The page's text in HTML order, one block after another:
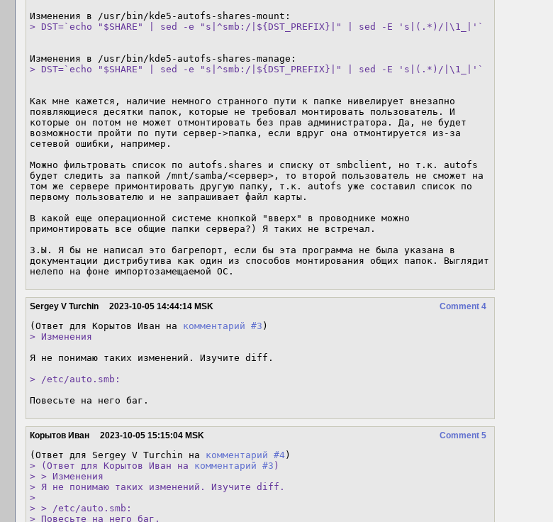
> DST=`echo "$SHARE" | sed -e "s|^smb:/|${DST_PREFIX}|" | sed -E 's|(.*)/|\1_|'`
> DST=`echo "$SHARE" | sed -e "s|^smb:/|${DST_PREFIX}|" | sed -E 's|(.*)/|\1_|'`
Как мне кажется, наличие немного странного пути к папке нивелирует внезапно
появляющиеся десятки папок, которые не требовал монтировать пользователь. И
которые он потом не может отмонтировать без прав администратора. Да, не будет
возможности пройти по пути сервер->папка, если вдруг она отмонтируется из-за
сетевой ошибки, например.
Можно фильтровать список по autofs.shares и списку от smbclient, но т.к. autofs
будет следить за папкой /mnt/samba/<сервер>, то второй пользователь не сможет на
том же сервере примонтировать другую папку, т.к. autofs уже составил список по
первому пользователю и не запрашивает файл карты.
В какой еще операционной системе кнопкой "вверх" в проводнике можно
примонтировать все общие папки сервера?) Я таких не встречал.
З.Ы. Я бы не написал это багрепорт, если бы эта программа не была указана в
документации дистрибутива как один из способов монтирования общих папок. Выглядит
нелепо на фоне импортозамещаемой ОС.
Comment 4
Sergey V Turchin 2023-10-05 14:44:14 MSK
(Ответ для Корытов Иван на комментарий #3
> Изменения
Я не понимаю таких изменений. Изучите diff.
> /etc/auto.smb:
Повесьте на него баг.
Comment 5
Корытов Иван 2023-10-05 15:15:04 MSK
(Ответ для Sergey V Turchin на комментарий #4
> (Ответ для Корытов Иван на комментарий #3 )
> > Изменения
> Я не понимаю таких изменений. Изучите diff.
>
> > /etc/auto.smb:
> Повесьте на него баг.